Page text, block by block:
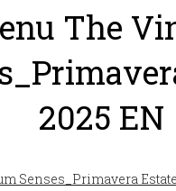
The
2025 EN
Senses_Primavera